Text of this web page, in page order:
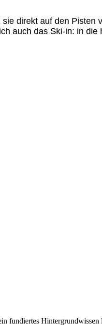
direkt auf den Pisten
auch das Ski-in: in
fundiertes Hintergrundwissen